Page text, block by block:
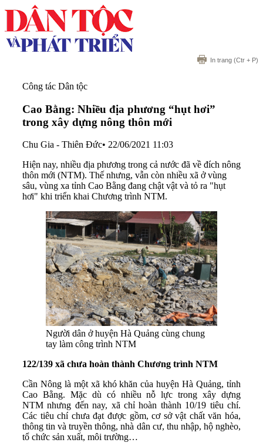
In trang (Ctr + P)
Công tác Dân tộc
Cao Bằng: Nhiều địa phương “hụt hơi”
trong xây dựng nông thôn mới
Chu Gia - Thiên Đức• 22/06/2021 11:03
Hiện nay, nhiều địa phương trong cả nước đã về đích nông
thôn mới (NTM). Thế nhưng, vẫn còn nhiều xã ở vùng
sâu, vùng xa tỉnh Cao Bằng đang chật vật và tỏ ra "hụt
hơi" khi triển khai Chương trình NTM.
Người dân ở huyện Hà Quảng cùng chung
tay làm công trình NTM
122/139 xã chưa hoàn thành Chương trình NTM
Cần Nông là một xã khó khăn của huyện Hà Quảng, tỉnh
Cao Bằng. Mặc dù có nhiều nỗ lực trong xây dựng
NTM nhưng đến nay, xã chỉ hoàn thành 10/19 tiêu chí.
Các tiêu chí chưa đạt được gồm, cơ sở vật chất văn hóa,
thông tin và truyền thông, nhà dân cư, thu nhập, hộ nghèo,
tổ chức sản xuất, môi trường…